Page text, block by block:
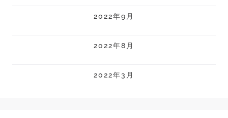
2022年9月
2022年8月
2022年3月